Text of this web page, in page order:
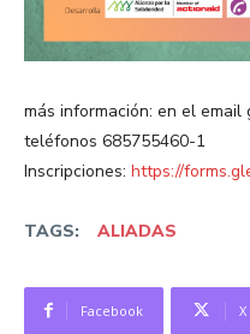
más información: en el email
teléfonos 685755460-1
Inscripciones: https://
TAGS: ALIADAS
Facebook X